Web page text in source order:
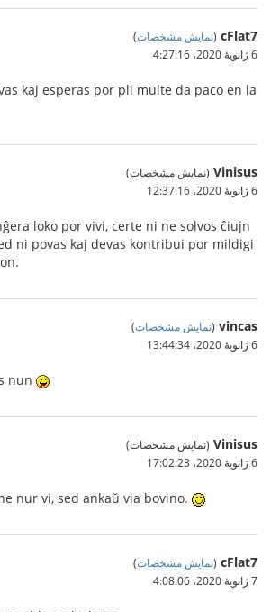
cFlat7
(نمایش مشخصات)
6 ژانویهٔ 2020،‏ 4:27:16
kaj esperas por pli multe da paco en la
Vinisus (نمایش مشخصات)
6 ژانویهٔ 2020،‏ 12:37:16
loko por vivi, certe ni ne solvos ĉiujn
ni povas kaj devas kontribui por mildigi
vincas
(نمایش مشخصات)
6 ژانویهٔ 2020،‏ 13:44:34
nun
Vinisus (نمایش مشخصات)
6 ژانویهٔ 2020،‏ 17:02:23
nur vi, sed ankaŭ via bovino.
cFlat7
(نمایش مشخصات)
7 ژانویهٔ 2020،‏ 4:08:06